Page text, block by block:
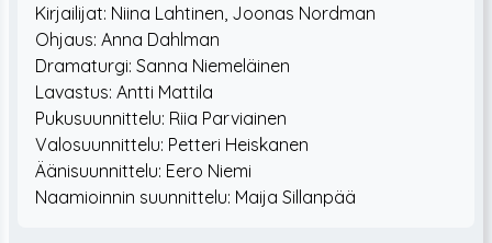
Kirjailijat: Niina Lahtinen, Joonas Nordman
Ohjaus: Anna Dahlman
Dramaturgi: Sanna Niemeläinen
Lavastus: Antti Mattila
Pukusuunnittelu: Riia Parviainen
Valosuunnittelu: Petteri Heiskanen
Äänisuunnittelu: Eero Niemi